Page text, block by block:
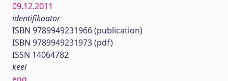
09.12.2011
identifikaator
ISBN 9789949231966 (publication)
ISBN 9789949231973 (pdf)
ISSN 14064782
keel